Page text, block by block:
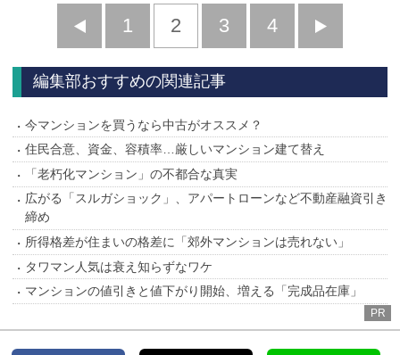
前
へ
1 2 3 4
へ
編集部おすすめの関連記事
今マンションを買うなら中古がオススメ？
住民合意、資金、容積率…厳しいマンション建て替え
「老朽化マンション」の不都合な真実
広がる「スルガショック」、アパートローンなど不動産融資引き
締め
所得格差が住まいの格差に「郊外マンションは売れない」
タワマン人気は衰え知らずなワケ
マンションの値引きと値下がり開始、増える「完成品在庫」
PR